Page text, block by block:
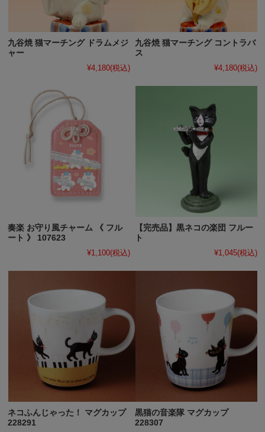
九谷焼 猫マーチング ドラムメジ
ャー
¥4,180(税込)
九谷焼 猫マーチング コントラバ
ス
¥4,180(税込)
奏楽 お守り風チャーム 《 フル
ート 》 107623
¥1,100(税込)
【完売品】黒ネコの楽団 フルー
ト
¥1,045(税込)
ネコふんじゃった！ マグカップ
228291
黒猫の音楽隊 マグカップ
228307